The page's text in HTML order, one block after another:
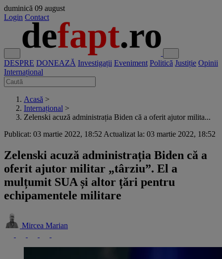
duminică 09 august
Login Contact
DESPRE DONEAZĂ Investigații Eveniment Politică Justiție Opinii
Internațional
Acasă >
Internațional >
Zelenski acuză administrația Biden că a oferit ajutor milita...
Publicat: 03 martie 2022, 18:52 Actualizat la: 03 martie 2022, 18:52
Zelenski acuză administrația Biden că a
oferit ajutor militar „târziu”. El a
mulțumit SUA și altor țări pentru
echipamentele militare
Mircea Marian